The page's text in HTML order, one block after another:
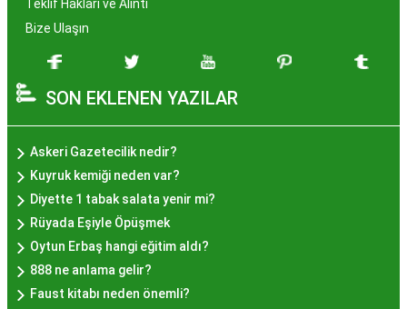
zenginleşmiştir. Hayır lokması, özel günlerde
hazırlanan ve lezzetiyle damaklarda unutulmaz
izler bırakan bir tatlıdır. İstanbul'da popüler
olmasının arkasında bu eşsiz lezzetin herkesi
cezbetmesi ve geleneksel dokunuşlarla
hazırlanması yatmaktadır.
Hayır Lokması İstanbul'da
Nerede Bulunur?
İstanbul genelinde birçok yerel işletme ve
Teklif Hakları ve Alıntı
Bize Ulaşın
SON EKLENEN YAZILAR
Askeri Gazetecilik nedir?
Kuyruk kemiği neden var?
Diyette 1 tabak salata yenir mi?
Rüyada Eşiyle Öpüşmek
Oytun Erbaş hangi eğitim aldı?
888 ne anlama gelir?
Faust kitabı neden önemli?